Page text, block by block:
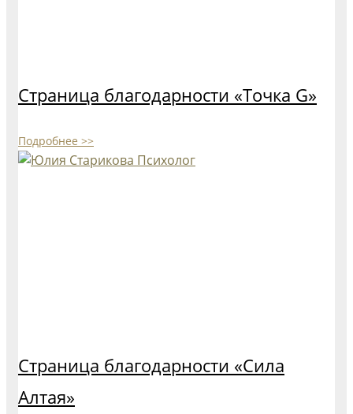
Страница благодарности «Точка G»
Подробнее >>
Страница благодарности «Сила
Алтая»